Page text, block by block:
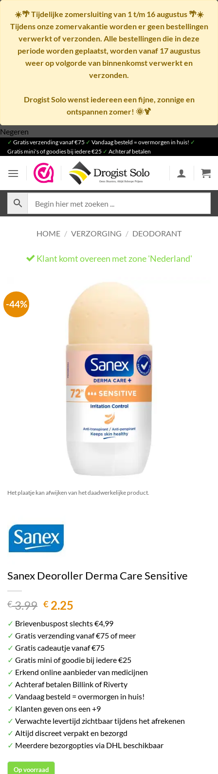
☀️🌴Tijdelijke zomersluiting van 1 t/m 16 augustus🌴☀️
Tijdens onze zomervakantie worden er geen bestellingen
verwerkt of verzonden. Alle bestellingen die in deze
periode worden geplaatst, worden vanaf 17 augustus
weer op volgorde van binnenkomst verwerkt en
verzonden.
Drogist Solo wenst iedereen een fijne, zonnige en
ontspannen zomer! 🌞🍹
Negeren
naar
inhoud
✓ Gratis verzending vanaf €75 ✓ Vandaag besteld = overmorgen in huis! ✓
Gratis mini's of goodies bij iedere €25 ✓ Achteraf betalen
HOME / VERZORGING / DEODORANT
Klant komt overeen met zone 'Nederland'
-44%
Het plaatje kan afwijken van het daadwerkelijke product.
Sanex Deoroller Derma Care Sensitive
€3.99 Oorspronkelijke
was:
€ 3.99.
€ 2.25
is:
€ 2.25.
✓ Brievenbuspost slechts €4,99
✓ Gratis verzending vanaf €75 of meer
✓ Gratis cadeautje vanaf €75
✓ Gratis mini of goodie bij iedere €25
✓ Erkend online aanbieder van medicijnen
✓ Achteraf betalen Billink of Riverty
✓ Vandaag besteld = overmorgen in huis!
✓ Klanten geven ons een +9
✓ Verwachte levertijd zichtbaar tijdens het afrekenen
✓ Altijd discreet verpakt en bezorgd
✓ Meerdere bezorgopties via DHL beschikbaar
Op voorraad